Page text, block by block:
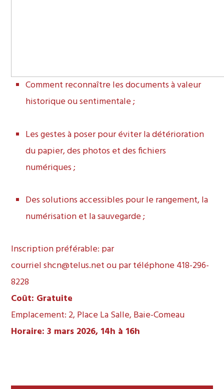
Comment reconnaître les documents à valeur
historique ou sentimentale ;
Les gestes à poser pour éviter la détérioration
du papier, des photos et des fichiers
numériques ;
Des solutions accessibles pour le rangement, la
numérisation et la sauvegarde ;
Inscription préférable: par
courrielshcn@telus.netou par téléphone 418-296-
8228
Coût: Gratuite
Emplacement: 2, Place La Salle, Baie-Comeau
Horaire: 3 mars 2026, 14h à 16h